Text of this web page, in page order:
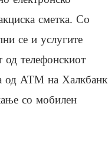
сметка. Со
се и услугите
од телефонскиот
од АТМ на Халкбанк
со мобилен